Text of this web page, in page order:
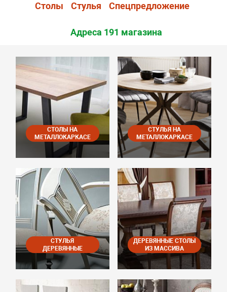
Столы Стулья Спецпредложение
Адреса 191 магазина
СТОЛЫ НА
МЕТАЛЛОКАРКАСЕ
СТУЛЬЯ НА
МЕТАЛЛОКАРКАСЕ
СТУЛЬЯ
ДЕРЕВЯННЫЕ
ДЕРЕВЯННЫЕ СТОЛЫ
ИЗ МАССИВА